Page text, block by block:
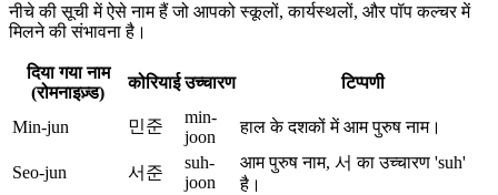
नीचे की सूची में ऐसे नाम हैं जो आपको स्कूलों, कार्यस्थलों, और पॉप कल्चर में
मिलने की संभावना है।
दिया गया नाम
(रोमनाइज़्ड)
कोरियाई उच्चारण टिप्पणी
Min-jun 민준
min-
joon
हाल के दशकों में आम पुरुष नाम।
Seo-jun 서준
suh-
joon
आम पुरुष नाम, 서 का उच्चारण 'suh'
है।